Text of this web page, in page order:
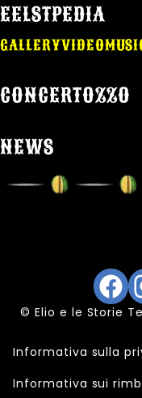
EELSTPEDIA
GALLERYVIDEO
CONCERTOZZO
NEWS
© Elio e le Storie
Informativa sulla
Informativa sui